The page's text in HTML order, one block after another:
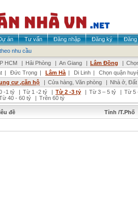
án Tư vấn Đăng nhập Đăng ký
Đăng
nhu cầu
HCM | Hải Phòng | An Giang | Lâm Đồng |
| Đức Trọng | Lâm Hà | Di Linh |
Chọn quận
cư ,căn hộ | Cửa hàng, Văn phòng | Nhà ở,
-1 tỷ | Từ 1 -2 tỷ | Từ 2 -3 tỷ | Từ 3 – 5 tỷ | Từ 5
40 - 60 tỷ | Trên 60 tỷ
đề Tỉnh /T.Phố